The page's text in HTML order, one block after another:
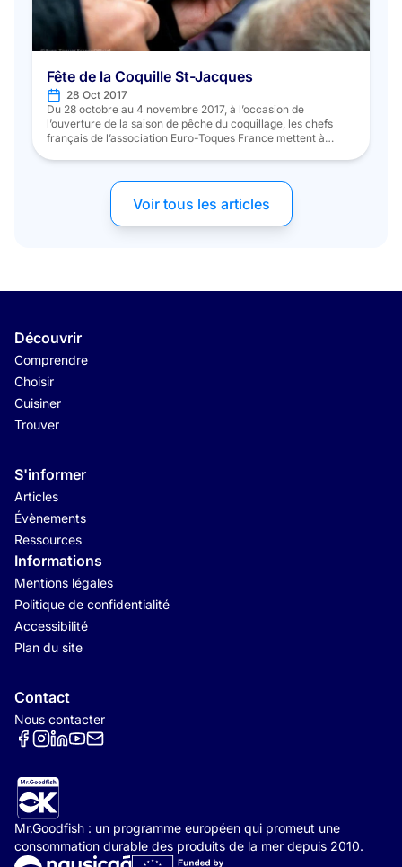
Fête de la Coquille St-Jacques
28 Oct 2017
Du 28 octobre au 4 novembre 2017, à l’occasion de
l’ouverture de la saison de pêche du coquillage, les chefs
français de l’association Euro-Toques France mettent à
savoir-faire de toute une filière et d’un territoire, […]
Voir tous les articles
Découvrir
Comprendre
Choisir
Cuisiner
Trouver
S'informer
Articles
Évènements
Ressources
Informations
Mentions légales
Politique de confidentialité
Accessibilité
Plan du site
Contact
Nous contacter
Réseaux sociaux
Mr.Goodfish : un programme européen qui promeut une
consommation durable des produits de la mer depuis 2010.